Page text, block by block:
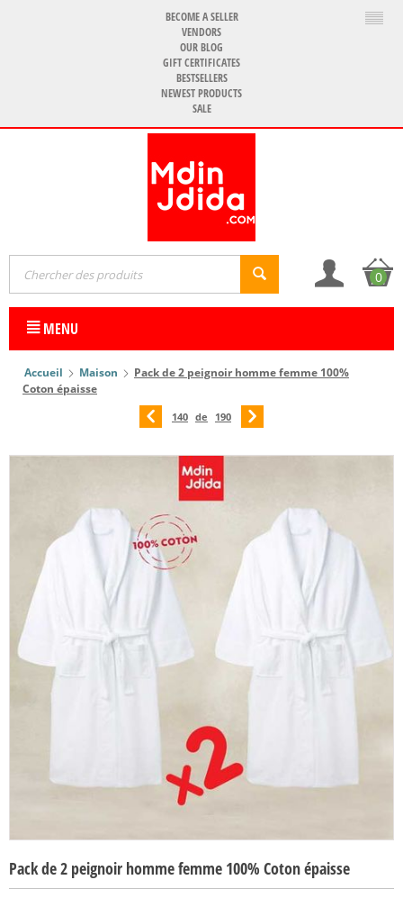
BECOME A SELLER
VENDORS
OUR BLOG
GIFT CERTIFICATES
BESTSELLERS
NEWEST PRODUCTS
SALE
0
MENU
Accueil Maison
Pack de 2 peignoir homme femme 100%
Coton épaisse
140 de 190
Pack de 2 peignoir homme femme 100% Coton épaisse